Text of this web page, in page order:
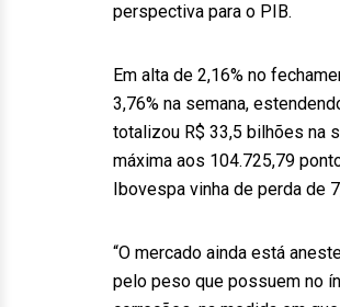
perspectiva para o PIB.
Em alta de 2,16% no
3,76% na semana,
totalizou R$ 33,5 bilhões na
máxima aos 104.725,79
Ibovespa vinha de perda de
“O mercado ainda está
pelo peso que possuem no